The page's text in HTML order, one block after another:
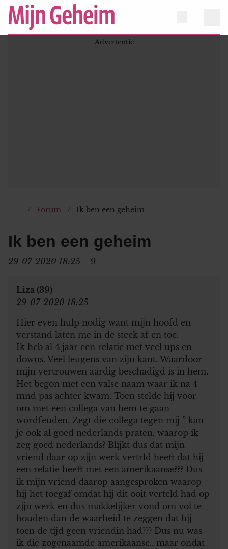
Forum Ik ben een geheim
Ik ben een geheim
29-07-2020 18:25 9
Liza (39)
29-07-2020 18:25
Hier even hulp nodig want mijn hoofd en
verstand laten me in de steek af en toe.
Ik heb al 4 jaar een relatie met veel ups en
downs. Veel leugens van zijn kant. Waardoor
mijn vertrouwen aardig beschadigd is in hem.
Het begon met een valse naam waar ik na 4
mnd pas achter kwam. Toen stelde hij voor
om met een collega van hem te gaan
wordfeuden. Zegt die collega tegen mij ” kan
je ook al goed nederlands praten, waarop ik
zeg goed nederlands? Blijkt dus dat mijn
vriend daar op zijn werk vertrld heeft dat hij
een relatie heeft met een amerikaanse??? Dus
ik mijn vriend daarop aangesproken waarop
hij het toegaf omdat hij dit ooit verteld had op
zijn werk en dus makkelijker vond om vol te
houden dan de waarheid te zeggen dat hij
toen de tijd geen vriendin had??? Dus nu was
ik die zogenaamde amerikaanse.. maar ondat